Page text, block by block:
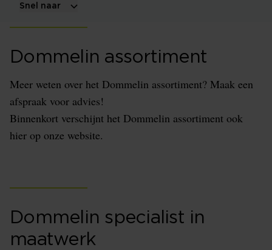
Snel naar
Dommelin assortiment
Meer weten over het Dommelin assortiment? Maak een
afspraak voor advies!
Binnenkort verschijnt het Dommelin assortiment ook
hier op onze website.
Dommelin specialist in
maatwerk